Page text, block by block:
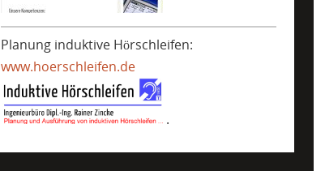
Planung induktive Hörschleifen:
www.hoerschleifen.de
.